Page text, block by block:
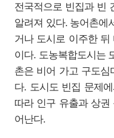
전국적으로 빈집과 빈
알려져 있다. 농어촌에
거나 도시로 이주한
이다. 도농복합도시는
촌은 비어 가고 구도심
다. 도시도 빈집 문제
따라 인구 유출과 상
어난다.